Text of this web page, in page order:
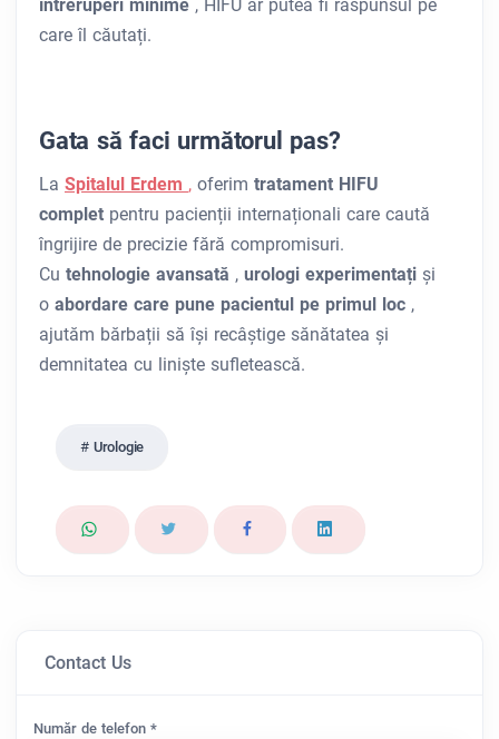
întreruperi minime , HIFU ar putea fi răspunsul pe
care îl căutați.
Gata să faci următorul pas?
La Spitalul Erdem , oferim tratament HIFU
complet pentru pacienții internaționali care caută
îngrijire de precizie fără compromisuri.
Cu tehnologie avansată , urologi experimentați și
o abordare care pune pacientul pe primul loc ,
ajutăm bărbații să își recâștige sănătatea și
demnitatea cu liniște sufletească.
Urologie
Contact Us
Număr de telefon *